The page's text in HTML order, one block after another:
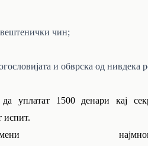
чин;
и обврска од
уплатат 1500 денари кај
испит.